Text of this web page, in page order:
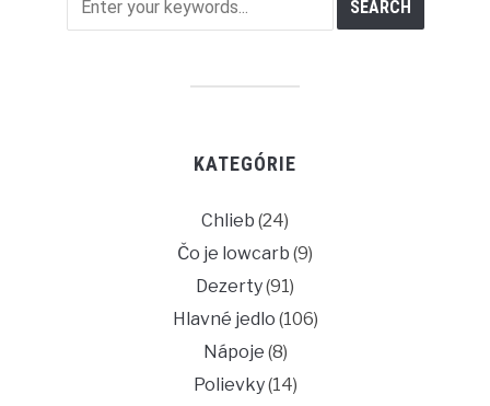
KATEGÓRIE
Chlieb (24)
Čo je lowcarb (9)
Dezerty(91)
Hlavné jedlo (106)
Nápoje (8)
Polievky(14)